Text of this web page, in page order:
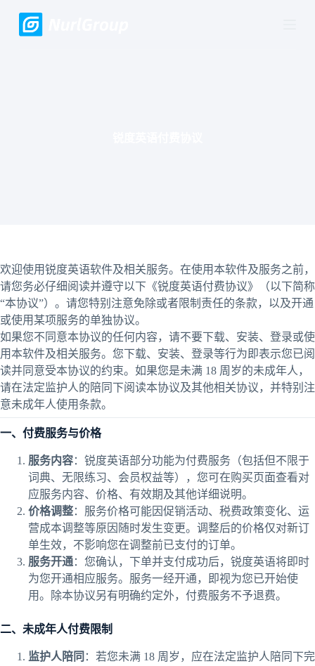
跳
过
欢迎使用锐度英语软件及相关服务。在使用本软件及服务之前，
请您务必仔细阅读并遵守以下《锐度英语付费协议》（以下简称
“本协议”）。请您特别注意免除或者限制责任的条款，以及开通
或使用某项服务的单独协议。
如果您不同意本协议的任何内容，请不要下载、安装、登录或使
用本软件及相关服务。您下载、安装、登录等行为即表示您已阅
读并同意受本协议的约束。如果您是未满 18 周岁的未成年人，
请在法定监护人的陪同下阅读本协议及其他相关协议，并特别注
意未成年人使用条款。
一、付费服务与价格
服务内容：锐度英语部分功能为付费服务（包括但不限于
词典、无限练习、会员权益等），您可在购买页面查看对
应服务内容、价格、有效期及其他详细说明。
价格调整：服务价格可能因促销活动、税费政策变化、运
营成本调整等原因随时发生变更。调整后的价格仅对新订
单生效，不影响您在调整前已支付的订单。
服务开通：您确认，下单并支付成功后，锐度英语将即时
为您开通相应服务。服务一经开通，即视为您已开始使
用。除本协议另有明确约定外，付费服务不予退费。
二、未成年人付费限制
监护人陪同 ：若您未满 18 周岁，应在法定监护人陪同下完